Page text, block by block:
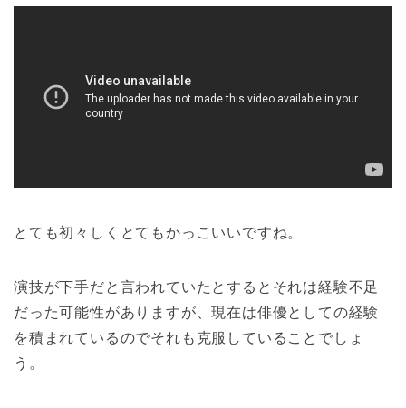
とても初々しくとてもかっこいいですね。
演技が下手だと言われていたとするとそれは経験不足
だった可能性がありますが、現在は俳優としての経験
を積まれているのでそれも克服していることでしょ
う。